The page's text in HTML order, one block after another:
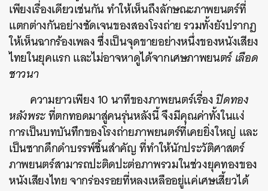
เพียงเรื่องเดียวเช่นกัน ทำให้เห็นถึงลักษณะภาพยนตร์ที่
แตกต่างกันอย่างชัดเจนของสองโรงถ่าย รวมทั้งยังปรากฏ
ให้เห็นฉากร้องเพลง ซึ่งเป็นจุดขายอย่างหนึ่งของหนังเสียง
ไทยในยุคแรก และไม่อาจหาดูได้จากเศษภาพยนตร์เลือด
ชาวนา
ความยาวเพียง 10 นาทีของภาพยนตร์เรื่องปิดทอง
หลังพระที่ตกทอดมาสู่คนรุ่นหลังนี้ จึงมีคุณค่าทั้งในแง่
การเป็นบทบันทึกของโรงถ่ายภาพยนตร์ที่เคยยิ่งใหญ่ และ
เป็นซากดึกดำบรรพ์ชิ้นสำคัญ ที่ทำให้นักประวัติศาสตร์
ภาพยนตร์สามารถปะติดปะต่อภาพรวมในช่วงยุคทองของ
หนังเสียงไทย จากร่องรอยที่หลงเหลืออยู่แค่เศษเสี้ยวได้